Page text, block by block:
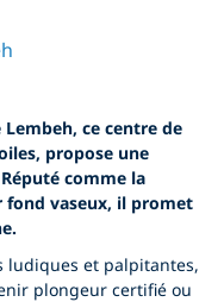
ce centre de
propose une
comme la
fond vaseux, il promet
ludiques et palpitantes,
plongeur certifié ou